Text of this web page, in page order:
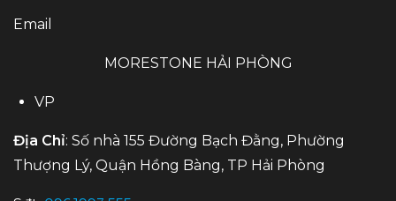
Email
MORESTONE HẢI PHÒNG
VP
Địa Chỉ: Số nhà 155 Đường Bạch Đằng, Phường
Thượng Lý, Quận Hồng Bàng, TP Hải Phòng